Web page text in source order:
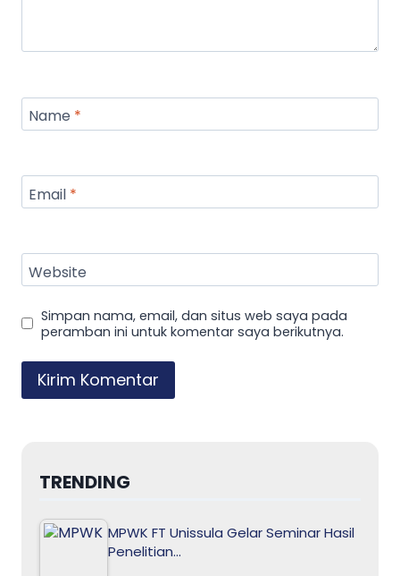
Name *
Email *
Website
Simpan nama, email, dan situs web saya pada
peramban ini untuk komentar saya berikutnya.
TRENDING
MPWK FT Unissula Gelar Seminar Hasil
Penelitian…